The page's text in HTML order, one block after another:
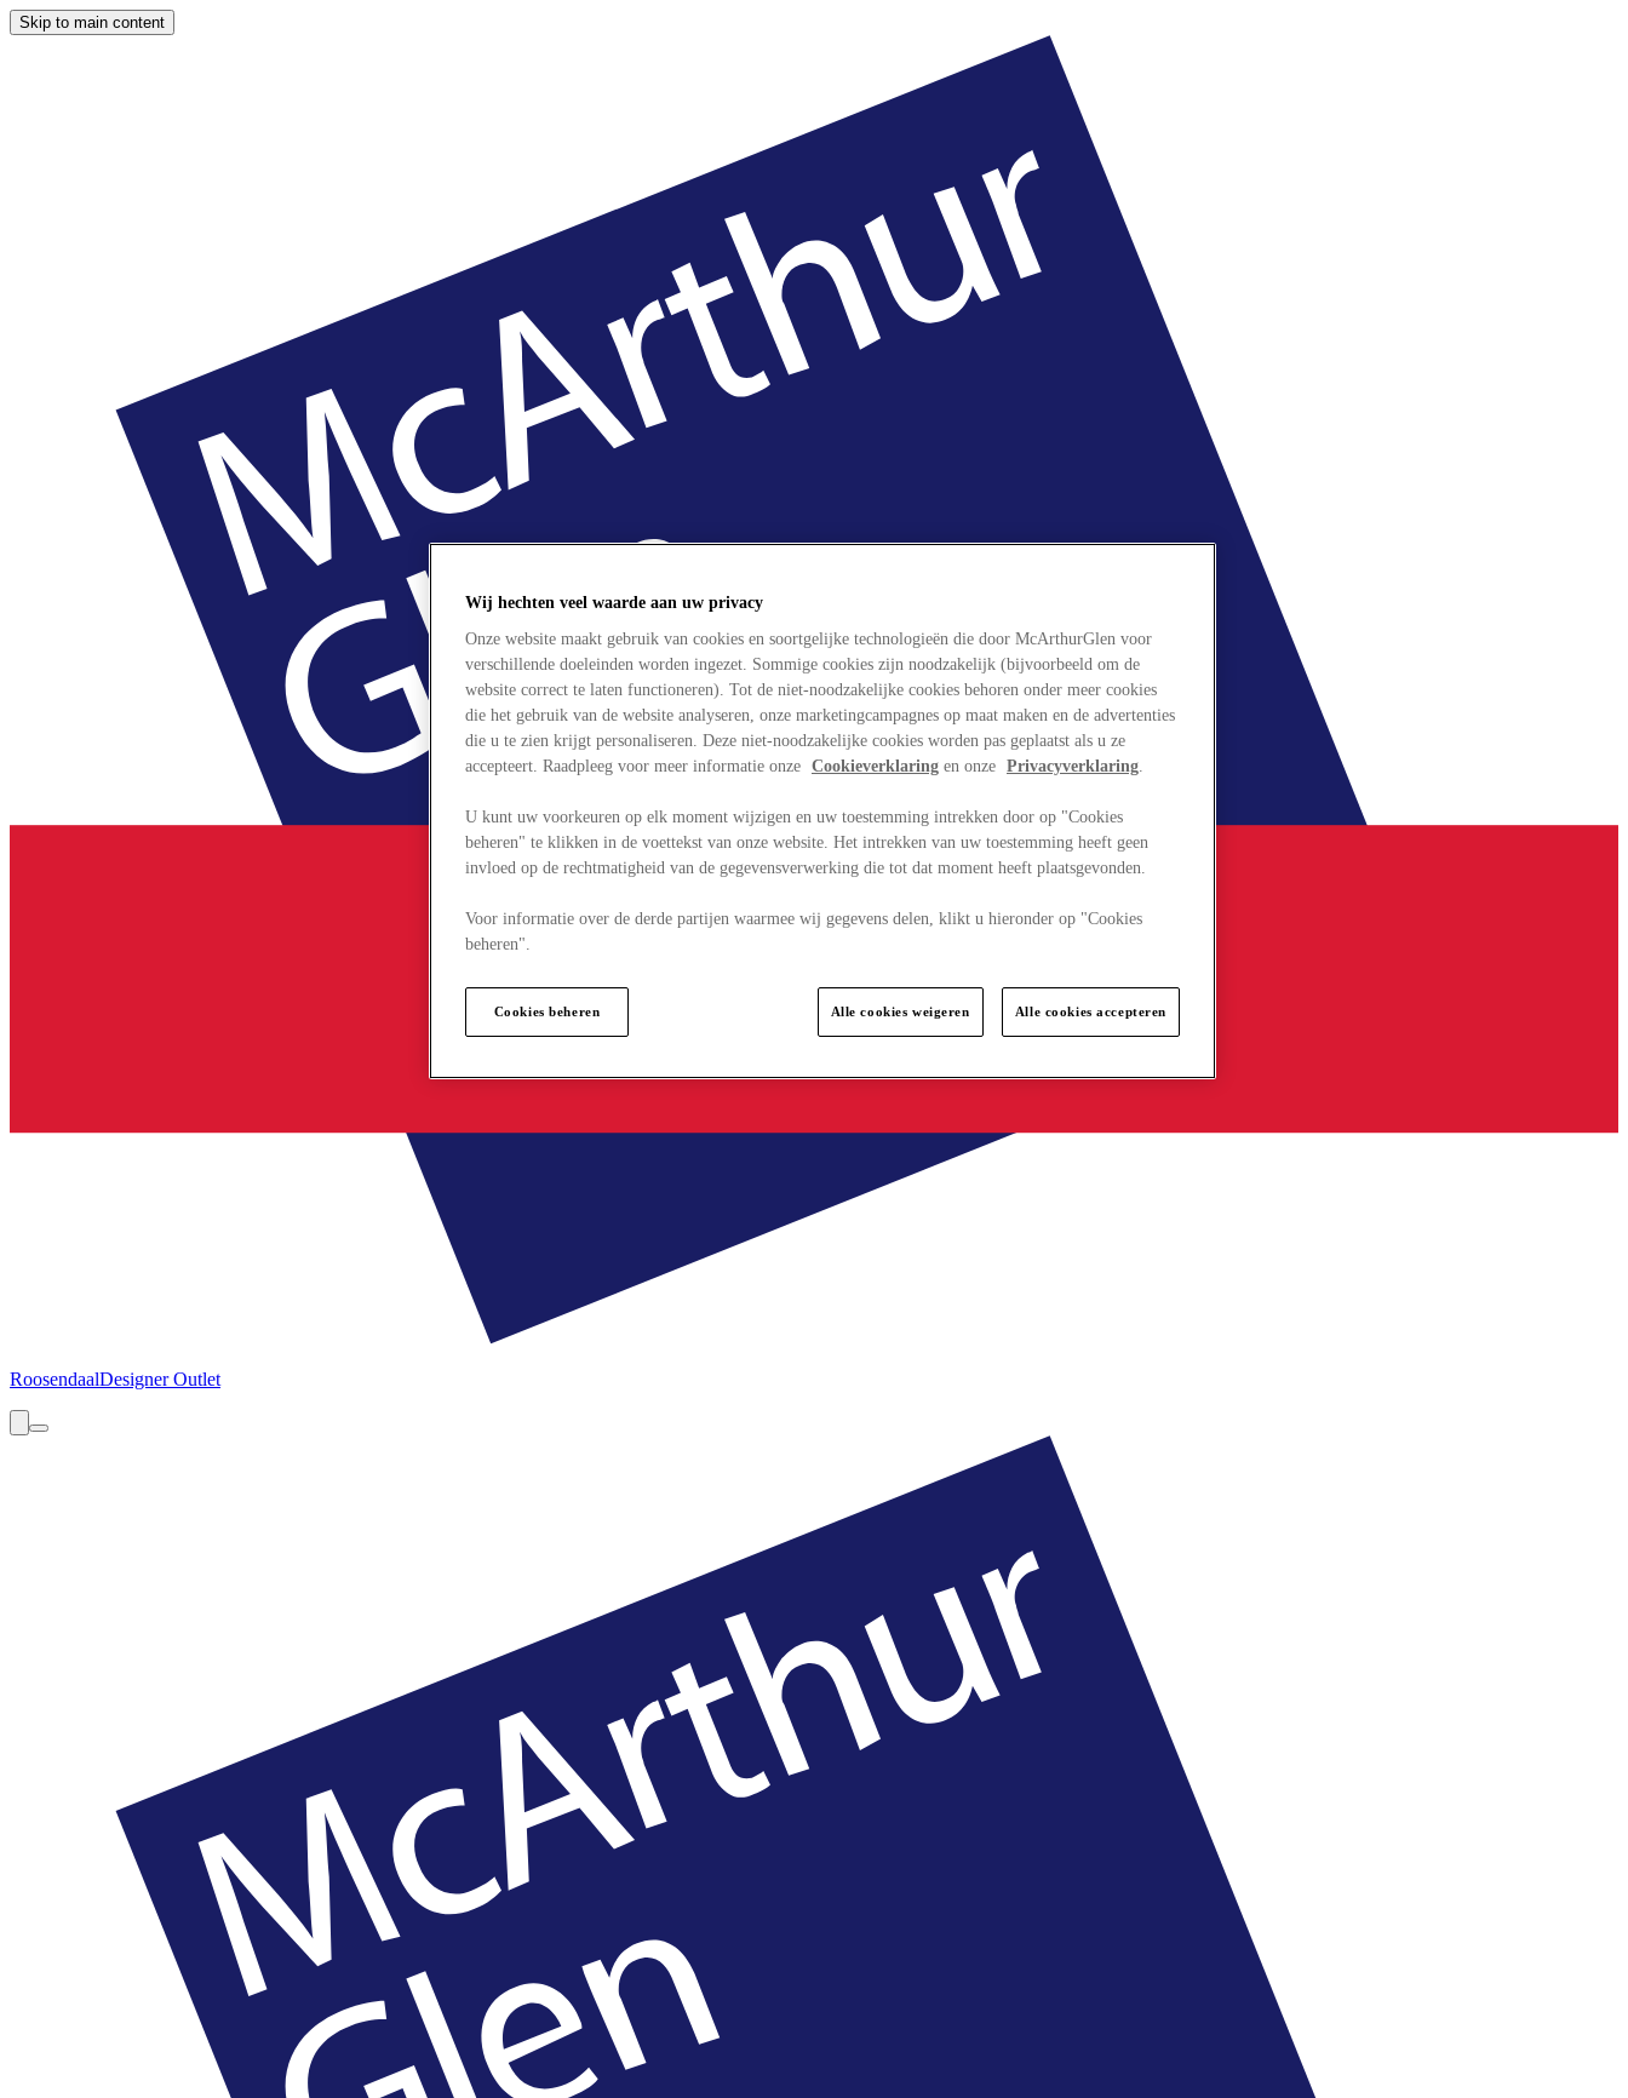
Skip to main content
RoosendaalDesigner Outlet
Wij hechten veel waarde aan uw privacy
Onze website maakt gebruik van cookies en soortgelijke technologieën die door McArthurGlen voor
verschillende doeleinden worden ingezet. Sommige cookies zijn noodzakelijk (bijvoorbeeld om de
website correct te laten functioneren). Tot de niet-noodzakelijke cookies behoren onder meer cookies
die het gebruik van de website analyseren, onze marketingcampagnes op maat maken en de advertenties
die u te zien krijgt personaliseren. Deze niet-noodzakelijke cookies worden pas geplaatst als u ze
accepteert. Raadpleeg voor meer informatie onze Cookieverklaring en onze Privacyverklaring.
U kunt uw voorkeuren op elk moment wijzigen en uw toestemming intrekken door op "Cookies
beheren" te klikken in de voettekst van onze website. Het intrekken van uw toestemming heeft geen
invloed op de rechtmatigheid van de gegevensverwerking die tot dat moment heeft plaatsgevonden.
Voor informatie over de derde partijen waarmee wij gegevens delen, klikt u hieronder op "Cookies
beheren".
Cookies beheren Alle cookies weigeren Alle cookies accepteren